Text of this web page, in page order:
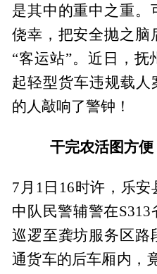
是其中的重中之重。
侥幸，把安全抛之脑
“客运站”。近日，抚
起轻型货车违规载人
的人敲响了警钟！
干完农活图方
7月1日16时许，乐
中队民警辅警在
巡逻至龚坊服务区路
通货车的后车厢内，